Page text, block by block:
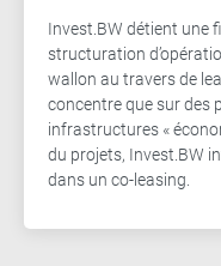
Invest.BW détient une
structuration
wallon au travers de
concentre que sur des
infrastructures «
du projets, Invest.BW
dans un co-leasing.